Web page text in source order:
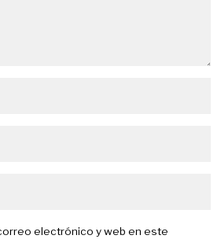
electrónico y web en este